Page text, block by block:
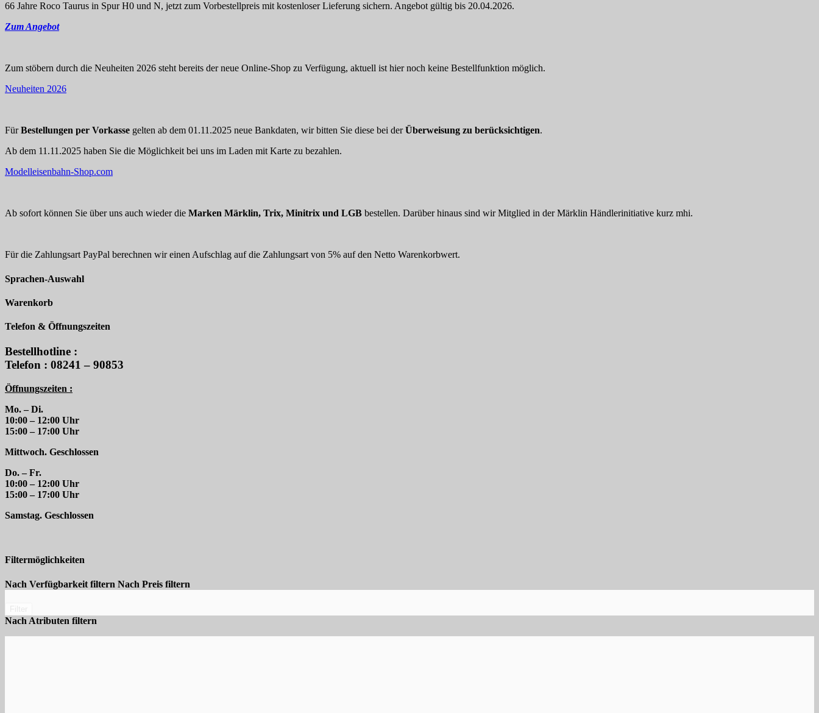
66 Jahre Roco Taurus in Spur H0 und N, jetzt zum Vorbestellpreis mit kostenloser Lieferung sichern. Angebot gültig bis 20.04.2026.
Zum Angebot
Zum stöbern durch die Neuheiten 2026 steht bereits der neue Online-Shop zu Verfügung, aktuell ist hier noch keine Bestellfunktion möglich.
Neuheiten 2026
FürBestellungen per Vorkasse gelten ab dem 01.11.2025 neue Bankdaten, wir bitten Sie diese bei derÜberweisung zu berücksichtigen.
Ab dem 11.11.2025 haben Sie die Möglichkeit bei uns im Laden mit Karte zu bezahlen.
Modelleisenbahn-Shop.com
Ab sofort können Sie über uns auch wieder die Marken Märklin, Trix, Minitrix und LGB bestellen. Darüber hinaus sind wir Mitglied in der Märklin Händlerinitiative kurz mhi.
Für die Zahlungsart PayPal berechnen wir einen Aufschlag auf die Zahlungsart von 5% auf den Netto Warenkorbwert.
Sprachen-Auswahl
Warenkorb
Telefon & Öffnungszeiten
Bestellhotline :
Telefon : 08241 – 90853
Öffnungszeiten :
Mo. – Di.
10:00 – 12:00 Uhr
15:00 – 17:00 Uhr
Mittwoch. Geschlossen
Do. – Fr.
10:00 – 12:00 Uhr
15:00 – 17:00 Uhr
Samstag. Geschlossen
Filtermöglichkeiten
Nach Verfügbarkeit filtern Nach Preis filtern
Nach Atributen filtern